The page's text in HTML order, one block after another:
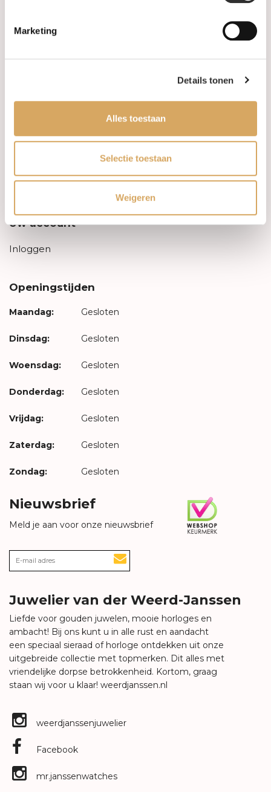
Marketing
Details tonen
Alles toestaan
Selectie toestaan
Weigeren
Leveringsvoorwaarden
Privacy Policy
Uw account
Inloggen
Openingstijden
Maandag: Gesloten
Dinsdag: Gesloten
Woensdag: Gesloten
Donderdag: Gesloten
Vrijdag: Gesloten
Zaterdag: Gesloten
Zondag: Gesloten
Nieuwsbrief
Meld je aan voor onze nieuwsbrief
Juwelier van der Weerd-Janssen
Liefde voor gouden juwelen, mooie horloges en
ambacht! Bij ons kunt u in alle rust en aandacht
een speciaal sieraad of horloge ontdekken uit onze
uitgebreide collectie met topmerken. Dit alles met
vriendelijke dorpse betrokkenheid. Kortom, graag
staan wij voor u klaar! weerdjanssen.nl
weerdjanssenjuwelier
Facebook
mr.janssenwatches